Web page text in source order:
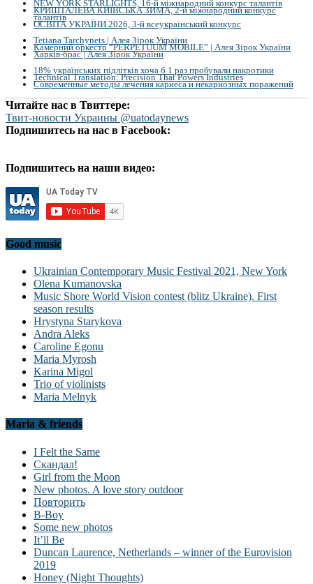
NEW YORK STARLIGHTS, 16-й міжнародний конкурс талантів
КРИШТАЛЕВА КИЇВСЬКА ЗИМА, 2-й міжнародний конкурс
талантів
ОСВІТА УКРАЇНИ 2026, 3-й всеукраїнський конкурс
Tetiana Tarchynets | Алея Зірок України
Камерний оркестр “PERPETUUM MOBILE” | Алея Зірок України
Харків-брас | Алея Зірок України
18% українських підлітків хоча б 1 раз пробували накротики
Technical Translation: Precision That Powers Industries
Современные методы лечения кариеса и некариозных поражений
Читайте нас в Твиттере:
Твит-новости Украины @uatodaynews
Подпишитесь на нас в Facebook:
Подпишитесь на наши видео:
Good music
Ukrainian Contemporary Music Festival 2021, New York
Olena Kumanovska
Music Shore World Vision contest (blitz Ukraine). First
season results
Hrystyna Starykova
Andra Aleks
Caroline Egonu
Maria Myrosh
Karina Migol
Trio of violinists
Maria Melnyk
Maria & friends
I Felt the Same
Скандал!
Girl from the Moon
New photos. A love story outdoor
Повторить
B-Boy
Some new photos
It’ll Be
Duncan Laurence, Netherlands – winner of the Eurovision
2019
Honey (Night Thoughts)